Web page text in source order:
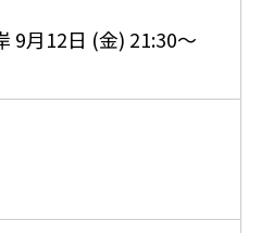
9月12日 (金) 21:30～